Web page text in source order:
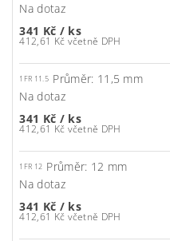
Na dotaz
341 Kč / ks
412,61 Kč včetně DPH
1FR 11.5 Průměr: 11,5 mm
Na dotaz
341 Kč / ks
412,61 Kč včetně DPH
1FR 12 Průměr: 12 mm
Na dotaz
341 Kč / ks
412,61 Kč včetně DPH